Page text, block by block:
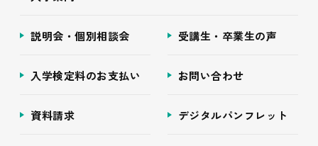
説明会・個別相談会 受講生・卒業生の声
入学検定料のお支払い お問い合わせ
資料請求 デジタルパンフレット